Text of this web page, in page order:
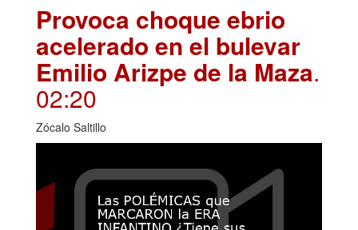
Provoca choque ebrio
acelerado en el bulevar
Emilio Arizpe de la Maza.
02:20
Zócalo Saltillo